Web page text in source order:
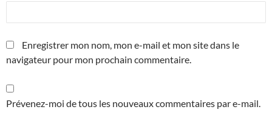
Enregistrer mon nom, mon e-mail et mon site dans le
navigateur pour mon prochain commentaire.
Prévenez-moi de tous les nouveaux commentaires par e-mail.